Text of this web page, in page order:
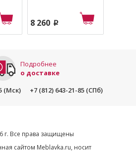
8 260 p
Подробнее
о доставке
(Мск)
+7 (812) 643-21-85 (СПб)
г. Все права защищены
сайтом Meblavka.ru, носит